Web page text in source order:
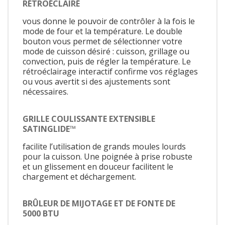
RÉTROÉCLAIRÉ
vous donne le pouvoir de contrôler à la fois le
mode de four et la température. Le double
bouton vous permet de sélectionner votre
mode de cuisson désiré : cuisson, grillage ou
convection, puis de régler la température. Le
rétroéclairage interactif confirme vos réglages
ou vous avertit si des ajustements sont
nécessaires.
GRILLE COULISSANTE EXTENSIBLE
SATINGLIDE™
facilite l’utilisation de grands moules lourds
pour la cuisson. Une poignée à prise robuste
et un glissement en douceur facilitent le
chargement et déchargement.
BRÛLEUR DE MIJOTAGE ET DE FONTE DE
5000 BTU